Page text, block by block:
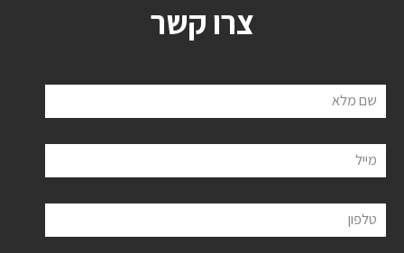
צרו קשר
שם מלא
מייל
טלפון